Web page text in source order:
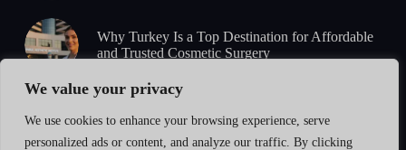
We value your privacy
We use cookies to enhance your browsing experience, serve
personalized ads or content, and analyze our traffic. By clicking
Why Turkey Is a Top Destination for Affordable
and Trusted Cosmetic Surgery
from Consultation to Final Results